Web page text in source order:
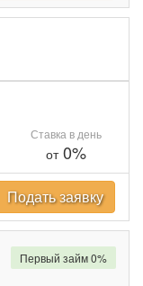
Ставка в день
от0%
Подать заявку
Первый займ 0%